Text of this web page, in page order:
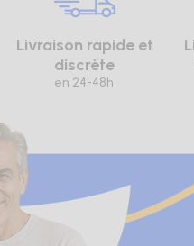
Livraison rapide et
discrète
en 24-48h